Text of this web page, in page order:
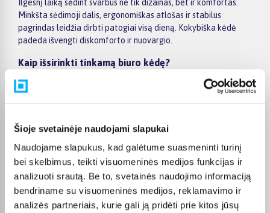
Šioje svetainėje naudojami slapukai
Naudojame slapukus, kad galėtume suasmeninti turinį
bei skelbimus, teikti visuomeninės medijos funkcijas ir
analizuoti srautą. Be to, svetainės naudojimo informaciją
bendriname su visuomeninės medijos, reklamavimo ir
analizės partneriais, kurie gali ją pridėti prie kitos jūsų
Ilgesnį laiką sėdint svarbus ne tik dizainas, bet ir komfortas.
Minkšta sėdimoji dalis, ergonomiškas atlošas ir stabilus
pagrindas leidžia dirbti patogiai visą dieną. Kokybiška kėdė
padeda išvengti diskomforto ir nuovargio.
Kaip išsirinkti tinkamą biuro kėdę?
Renkantis biuro kėdę svarbu įvertinti darbo pobūdį, sėdėjimo
atsižvelgti į medžiagas ir dizainą, kad kėdė derėtų prie darbo
vietos.
Patogus pirkimas ir pristatymas
Biuro kėdės pristatomos visoje Lietuvoje – tiesiai į namus ar
kitą pasirinktą vietą. Pristatymo terminas gali skirtis
priklausomai nuo pasirinkto modelio, todėl tiksli informacija